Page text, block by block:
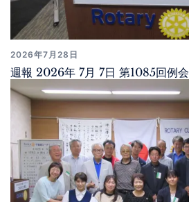
2026年7月28日
週報 2026年 7月 7日 第1085回例会